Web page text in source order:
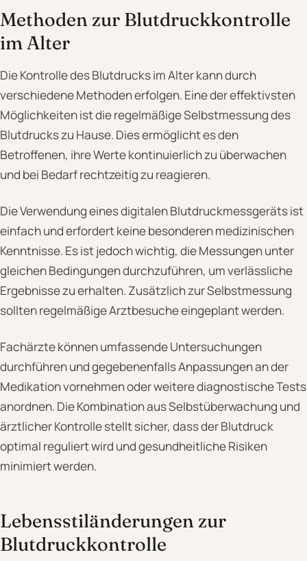
Methoden zur Blutdruckkontrolle
im Alter
Die Kontrolle des Blutdrucks im Alter kann durch
verschiedene Methoden erfolgen. Eine der effektivsten
Möglichkeiten ist die regelmäßige Selbstmessung des
Blutdrucks zu Hause. Dies ermöglicht es den
Betroffenen, ihre Werte kontinuierlich zu überwachen
und bei Bedarf rechtzeitig zu reagieren.
Die Verwendung eines digitalen Blutdruckmessgeräts ist
einfach und erfordert keine besonderen medizinischen
Kenntnisse. Es ist jedoch wichtig, die Messungen unter
gleichen Bedingungen durchzuführen, um verlässliche
Ergebnisse zu erhalten. Zusätzlich zur Selbstmessung
sollten regelmäßige Arztbesuche eingeplant werden.
Fachärzte können umfassende Untersuchungen
durchführen und gegebenenfalls Anpassungen an der
Medikation vornehmen oder weitere diagnostische Tests
anordnen. Die Kombination aus Selbstüberwachung und
ärztlicher Kontrolle stellt sicher, dass der Blutdruck
optimal reguliert wird und gesundheitliche Risiken
minimiert werden.
Lebensstiländerungen zur
Blutdruckkontrolle